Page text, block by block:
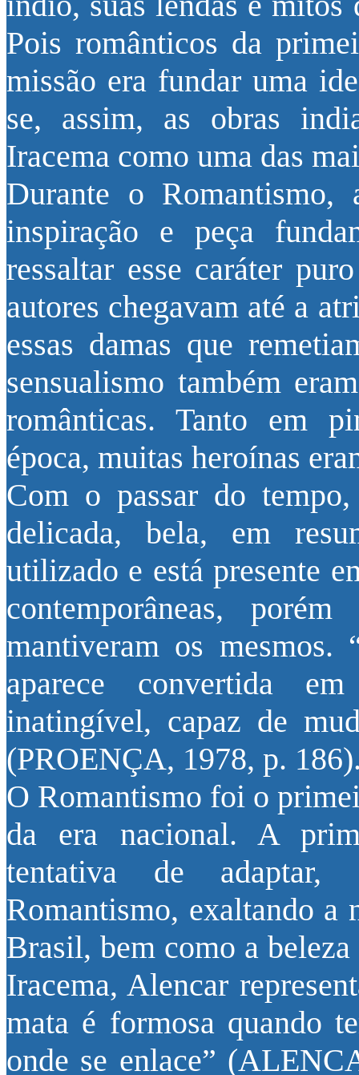
Pois românticos da
missão era fundar uma
se, assim, as obras
Iracema como uma das
Durante o
inspiração e peça
ressaltar esse caráter
autores chegavam até a
essas damas que
sensualismo também
românticas. Tanto em
época, muitas heroínas
Com o passar do
delicada, bela, em
utilizado e está presente
contemporâneas,
mantiveram os mesmos.
aparece convertida
inatingível, capaz de
(PROENÇA, 1978, p.
O Romantismo foi o
da era nacional. A
tentativa de adaptar,
Romantismo, exaltando a
Brasil, bem como a
Iracema, Alencar
mata é formosa quando
onde se enlace”